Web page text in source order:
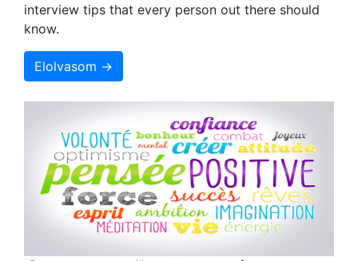
interview tips that every person out there should
know.
Elolvasom →